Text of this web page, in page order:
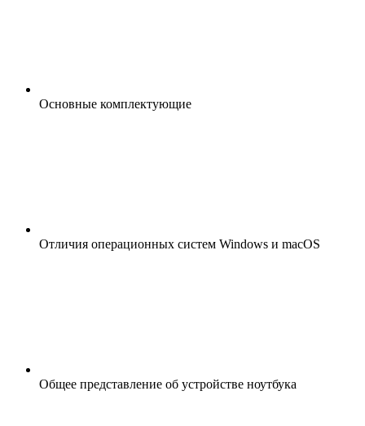
Основные комплектующие
Отличия операционных систем Windows и macOS
Общее представление об устройстве ноутбука